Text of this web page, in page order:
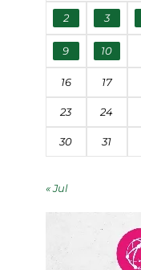
2 3
9 10
16 17
23 24
30 31
« Jul